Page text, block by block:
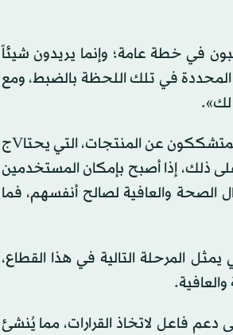
في خطة عامة؛ وإنما يريدون شيئاً
في تلك اللحظة بالضبط، ومع
لك».
في غمرة حماس الشركات لإنتاج أي/ وكل أدوات مدعومة بالذكاء الاصطناعي، يتساءل المتشككون عن المنتجات، التي يحتاVج
ذلك، إذا أصبح بإمكان المستخدمين
والعافية لصالح أنفسهم، فما
المرحلة التالية في هذا القطاع،
دعم فاعل لاتخاذ القرارات، مما يُنشئ